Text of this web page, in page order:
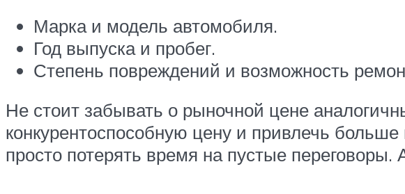
Марка и модель автомобиля.
Год выпуска и пробег.
Степень повреждений и возможность
Не стоит забывать о рыночной цене
конкурентоспособную цену и привлечь
просто потерять время на пустые